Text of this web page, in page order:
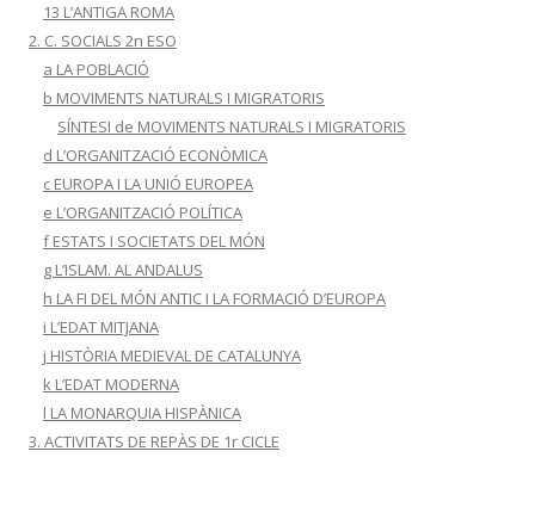
13 L’ANTIGA ROMA
2. C. SOCIALS 2n ESO
a LA POBLACIÓ
b MOVIMENTS NATURALS I MIGRATORIS
SÍNTESI de MOVIMENTS NATURALS I MIGRATORIS
d L’ORGANITZACIÓ ECONÒMICA
c EUROPA I LA UNIÓ EUROPEA
e L’ORGANITZACIÓ POLÍTICA
f ESTATS I SOCIETATS DEL MÓN
g L’ISLAM. AL ANDALUS
h LA FI DEL MÓN ANTIC I LA FORMACIÓ D’EUROPA
i L’EDAT MITJANA
j HISTÒRIA MEDIEVAL DE CATALUNYA
k L’EDAT MODERNA
l LA MONARQUIA HISPÀNICA
3. ACTIVITATS DE REPÀS DE 1r CICLE